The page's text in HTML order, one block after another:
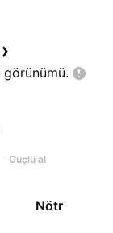
görünümü.
Güçlü al
Nötr